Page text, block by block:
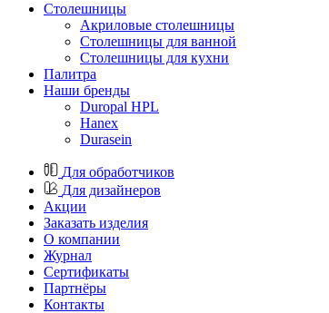
Столешницы
Акриловые столешницы
Столешницы для ванной
Столешницы для кухни
Палитра
Наши бренды
Duropal HPL
Hanex
Durasein
Для обработчиков
Для дизайнеров
Акции
Заказать изделия
О компании
Журнал
Cертификаты
Партнёры
Контакты